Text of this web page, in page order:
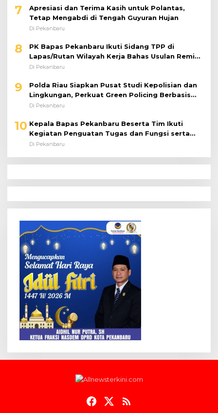
7
Apresiasi dan Terima Kasih untuk Polantas,
Tetap Mengabdi di Tengah Guyuran Hujan
Di Pekanbaru
8
PK Bapas Pekanbaru Ikuti Sidang TPP di
Lapas/Rutan Wilayah Kerja Bahas Usulan Remisi
Umum Jelang Hari Kemerdekaan
Di Pekanbaru
9
Polda Riau Siapkan Pusat Studi Kepolisian dan
Lingkungan, Perkuat Green Policing Berbasis
Riset
Di Pekanbaru
10 Kepala Bapas Pekanbaru Beserta Tim Ikuti
Kegiatan Penguatan Tugas dan Fungsi serta
Paparan Penempatan WBP ke Lapas Terbuka
Di Pekanbaru